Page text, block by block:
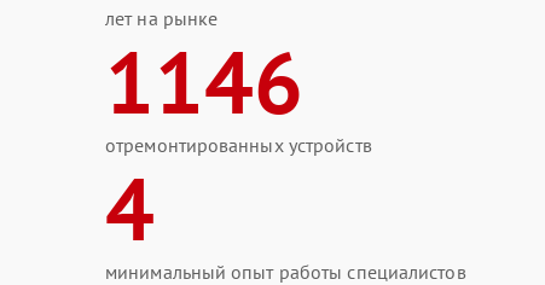
лет на рынке
1146
отремонтированных устройств
4
минимальный опыт работы специалистов